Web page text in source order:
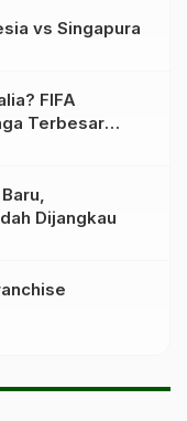
vs Singapura
FIFA
Terbesar
Dijangkau